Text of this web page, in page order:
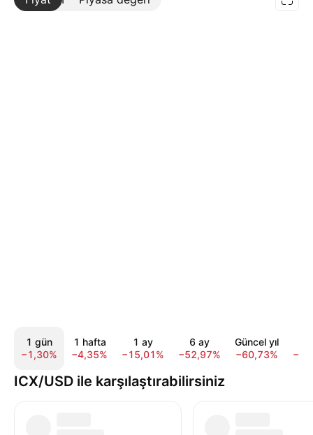
1 gün
−1,30%
1 hafta
−4,35%
1 ay
−15,01%
6 ay
−52,97%
Güncel yıl
−60,73%
ICX/USD ile karşılaştırabilirsiniz